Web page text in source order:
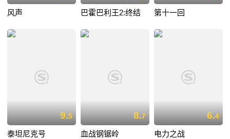
风声 巴霍巴利王2:终结 第十一回
9.5
泰坦尼克号
8.7
血战钢锯岭
6.4
电力之战